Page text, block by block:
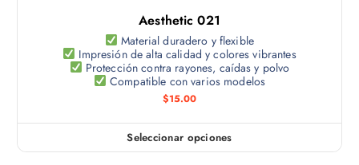
d
c
t
o
p
u
e
d
e
n
e
l
i
p
l
e
s
r
Aesthetic 021
Material duradero y flexible
Impresión de alta calidad y colores vibrantes
Protección contra rayones, caídas y polvo
Compatible con varios modelos
$15.00
Seleccionar opciones
E